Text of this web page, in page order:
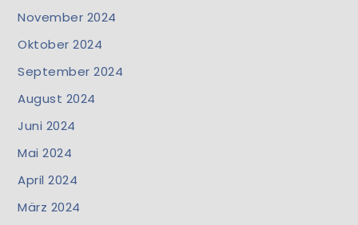
November 2024
Oktober 2024
September 2024
August 2024
Juni 2024
Mai 2024
April 2024
März 2024